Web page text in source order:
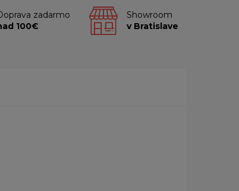
zadarmo
100€
Showroom
v Bratislave